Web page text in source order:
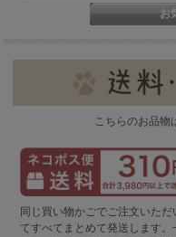
こちらのお品物
同じ買い物かごでご注文いた
てすべてまとめて発送します